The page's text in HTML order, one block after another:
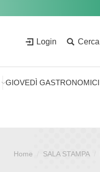
Login Cerca
GIOVEDÌ GASTRONOMICI
Sei qui:
Home SALA STAMPA